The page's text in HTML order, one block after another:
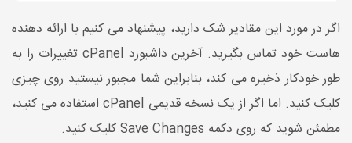
اگر در مورد این مقادیر شک دارید، پیشنهاد می کنیم با ارائه دهنده
هاست خود تماس بگیرید. آخرین داشبورد cPanel تغییرات را به
طور خودکار ذخیره می کند، بنابراین شما مجبور نیستید روی چیزی
کلیک کنید. اما اگر از یک نسخه قدیمی cPanel استفاده می کنید،
مطمئن شوید که روی دکمه Save Changes کلیک کنید.